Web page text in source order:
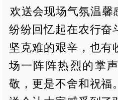
欢送会现场气氛温馨
纷纷回忆起在农行奋
坚克难的艰辛，也有
场一阵阵热烈的掌
敬，更是不舍和祝福